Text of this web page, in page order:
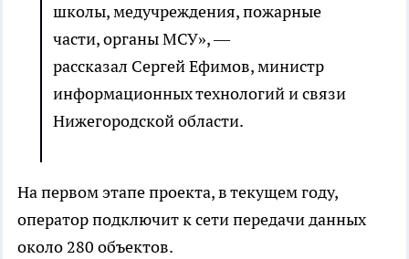
школы, медучреждения, пожарные
части, органы МСУ», —
рассказал Сергей Ефимов, министр
информационных технологий и связи
Нижегородской области.
На первом этапе проекта, в текущем году,
оператор подключит к сети передачи данных
около 280 объектов.